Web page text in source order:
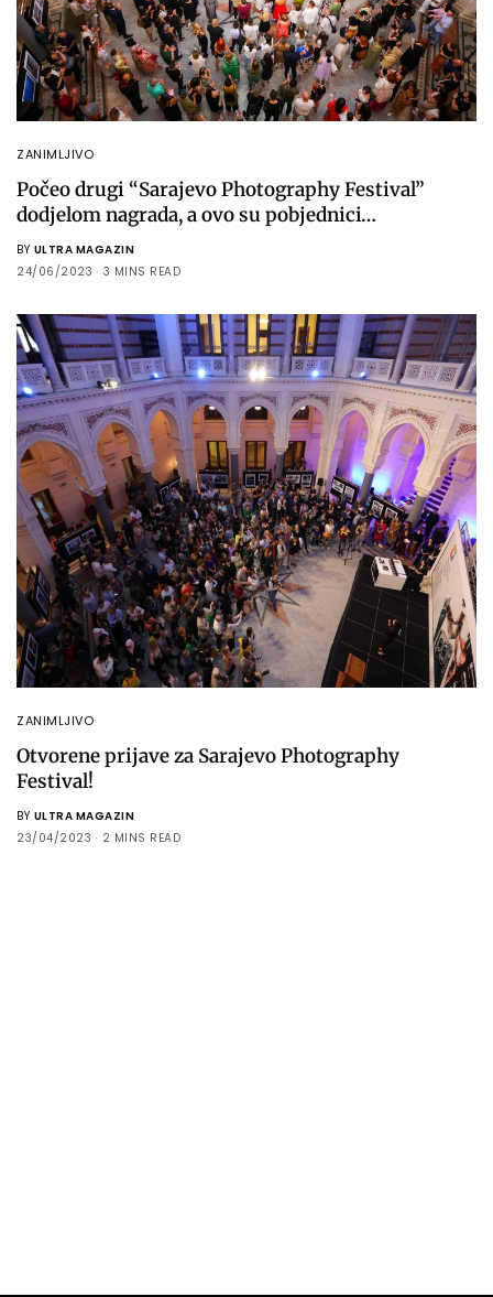
ZANIMLJIVO
Počeo drugi “Sarajevo Photography Festival”
dodjelom nagrada, a ovo su pobjednici…
BY ULTRA MAGAZIN
24/06/2023
3 MINS READ
ZANIMLJIVO
Otvorene prijave za Sarajevo Photography
Festival!
BY ULTRA MAGAZIN
23/04/2023
2 MINS READ